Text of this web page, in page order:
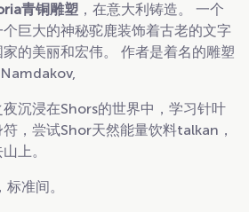
青铜雕塑 ，在意大利铸造。 一个
巨大的神秘驼鹿装饰着古老的文字
的美丽和宏伟。 作者是着名的雕塑
沉浸在Shors的世界中，学习针叶
，尝试Shor天然能量饮料talkan，
上。
准间。